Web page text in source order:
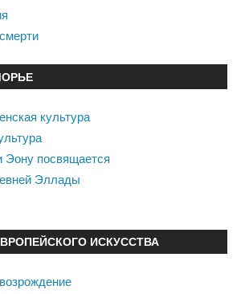
культура
Эону посвящается
Эллады
ИСКУССТВА